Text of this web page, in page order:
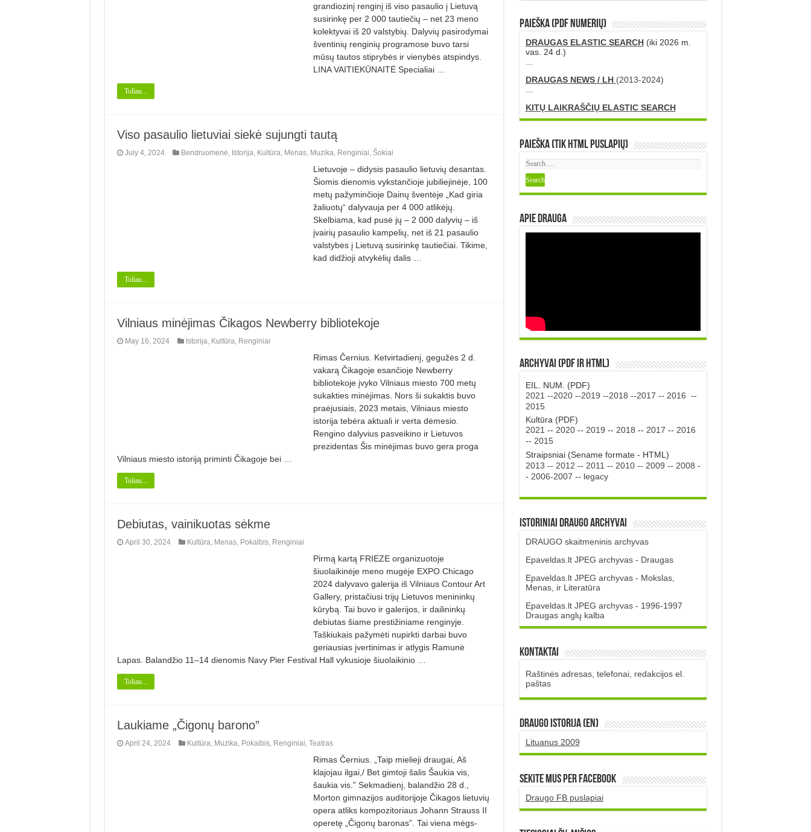
grandiozinį renginį iš viso pasaulio į Lietuvą
susirinkę per 2 000 tautiečių – net 23 meno
kolektyvai iš 20 valstybių. Dalyvių pasirodymai
šventinių renginių programose buvo tarsi
mūsų tautos stiprybės ir vienybės atspindys.
LINA VAITIEKŪNAITĖ Specialiai …
Toliau...
Viso pasaulio lietuviai siekė sujungti tautą
July 4, 2024 Bendruomenė Istorija Kultūra Menas, Muzika Renginiai Šokiai
Lietuvoje – didysis pasaulio lietuvių desantas.
Šiomis dienomis vykstančioje jubiliejinėje, 100
metų pažyminčioje Dainų šventėje „Kad giria
žaliuotų“ dalyvauja per 4 000 atlikėjų.
Skelbiama, kad pusė jų – 2 000 dalyvių – iš
įvairių pasaulio kampelių, net iš 21 pasaulio
valstybės į Lietuvą susirinkę tautiečiai. Tikime,
kad didžioji atvykėlių dalis …
Toliau...
Vilniaus minėjimas Čikagos Newberry bibliotekoje
May 16, 2024 Istorija Kultūra Renginiai
Rimas Černius. Ketvirtadienį, gegužės 2 d.
vakarą Čika­goje esančioje Newberry
bibliotekoje įvyko Vilniaus miesto 700 metų
sukakties minėjimas. Nors ši sukaktis buvo
praėjusiais, 2023 metais, Vilniaus miesto
istorija tebėra aktuali ir verta dėmesio.
Rengino dalyvius pasveikino ir Lietuvos
prezidentas Šis minėjimas buvo gera proga
Vilniaus miesto istoriją priminti Čikagoje bei …
Toliau...
Debiutas, vainikuotas sėkme
April 30, 2024 Kultūra Menas, Pokalbis, Renginiai
Pirmą kartą FRIEZE organizuotoje
šiuolaikinėje meno mugėje EXPO Chicago
2024 dalyvavo galerija iš Vilniaus Contour Art
Gallery, pristačiusi trijų Lietuvos menininkų
kūrybą. Tai buvo ir galerijos, ir dailininkų
debiutas šiame prestižiniame renginyje.
Taškiukais pažymėti nupirkti darbai buvo
geriausias įvertinimas ir atlygis Ramunė
Lapas. Balandžio 11–14 dienomis Navy Pier Festival Hall vykusioje šiuolaikinio …
Toliau...
Laukiame „Čigonų barono”
April 24, 2024 Kultūra Muzika Pokalbis, Renginiai Teatras
Rimas Černius. „Taip mielieji draugai, Aš
klajojau ilgai,/ Bet gimtoji šalis Šaukia vis,
šaukia vis.” Sekmadienį, balandžio 28 d.,
Morton gimnazijos auditorijoje Čikagos lietuvių
opera atliks kompozitoriaus Johann Strauss II
operetę „Čigonų baronas”. Tai viena mėgs­
PAIEŠKA (PDF numerių)
DRAUGAS ELASTIC SEARCH(iki 2026 m.
vas. 24 d.)
...
DRAUGAS NEWS / LH (2013-2024)
...
KITŲ LAIKRAŠČIŲ ELASTIC SEARCH
Paieška (tik HTML puslapių)
Apie DRAUGA
Archyvai (PDF ir HTML)
EIL. NUM. (PDF)
2021 --2020--2019 --2018 --2017 -- 2016 --
2015
Kultūra (PDF)
2021 -- 2020-- 2019 -- 2018 -- 2017 -- 2016
-- 2015
Straipsniai (Sename formate - HTML)
2013 -- 2012 -- 2011 -- 2010-- 2009 -- 2008 -
- 2006-2007 -- legacy
Istoriniai DRAUGO Archyvai
DRAUGO skaitmeninis archyvas
Epaveldas.lt JPEG archyvas - Draugas
Epaveldas.lt JPEG archyvas - Mokslas,
Menas, ir Literatūra
Epaveldas.lt JPEG archyvas - 1996-1997
Draugas anglų kalba
Kontaktai
Raštinės adresas, telefonai, redakcijos el.
paštas
DRAUGO istorija (EN)
Lituanus 2009
Sekite mus per Facebook
Draugo FB puslapiai